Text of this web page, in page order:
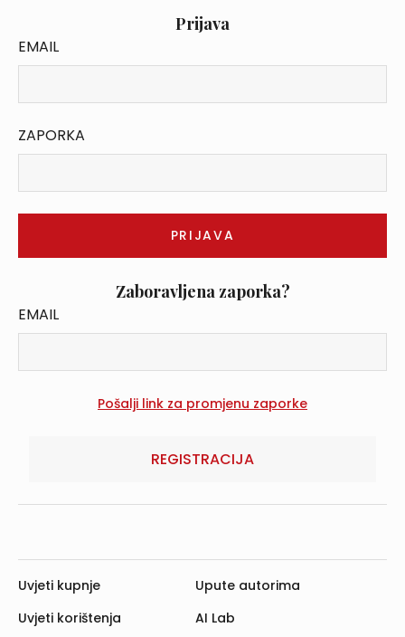
Prijava
EMAIL
ZAPORKA
Zaboravljena zaporka?
EMAIL
REGISTRACIJA
Uvjeti kupnje
Uvjeti korištenja
Upute autorima
AI Lab